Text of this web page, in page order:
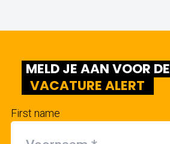
MELD JE AAN VOOR DE
VACATURE ALERT
First name